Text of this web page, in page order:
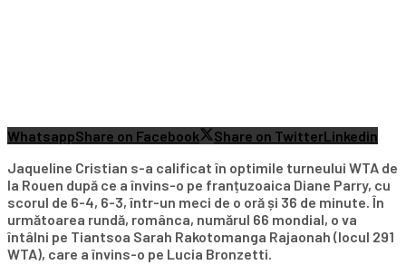
WhatsappShare on Facebook Share on TwitterLinkedin
Jaqueline Cristian s-a calificat în optimile turneului WTA de
la Rouen după ce a învins-o pe franțuzoaica Diane Parry, cu
scorul de 6-4, 6-3, într-un meci de o oră și 36 de minute. În
următoarea rundă, românca, numărul 66 mondial, o va
întâlni pe Tiantsoa Sarah Rakotomanga Rajaonah (locul 291
WTA), care a învins-o pe Lucia Bronzetti.